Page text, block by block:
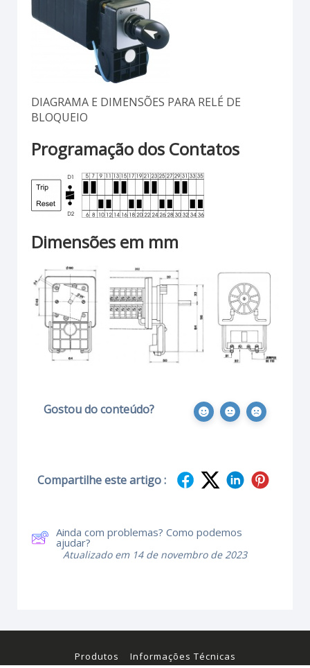
DIAGRAMA E DIMENSÕES PARA RELÉ DE
BLOQUEIO
Programação dos Contatos
Dimensões em mm
Gostou do conteúdo?
Compartilhe este artigo :
Ainda com problemas? Como podemos
ajudar?
Atualizado em 14 de novembro de 2023
Produtos Informações Técnicas